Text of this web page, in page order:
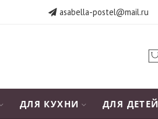
asabella-postel@mail.ru
ДЛЯ КУХНИ ДЛЯ ДЕТЕЙ